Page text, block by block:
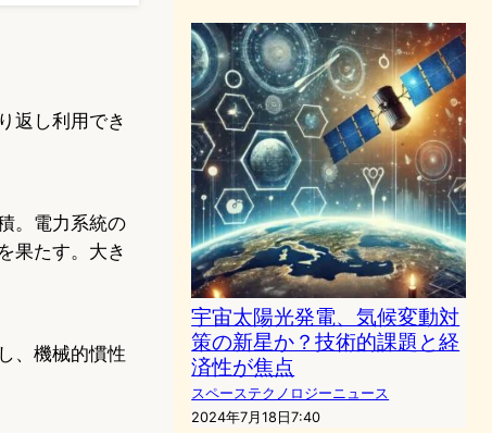
返し利用でき
。電力系統の
果たす。大き
、機械的慣性
宇宙太陽光発電、気候変動対
策の新星か？技術的課題と経
済性が焦点
スペーステクノロジーニュース
2024年7月18日7:40